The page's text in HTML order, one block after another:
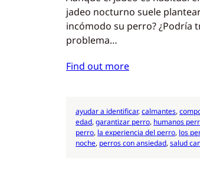
jadeo nocturno suele
incómodo su perro? ¿Podría
problema…
Find out more
ayudar a identificar, calmantes,
edad, garantizar perro, humanos
perro, la experiencia del perro, los
noche, perros con ansiedad, salud